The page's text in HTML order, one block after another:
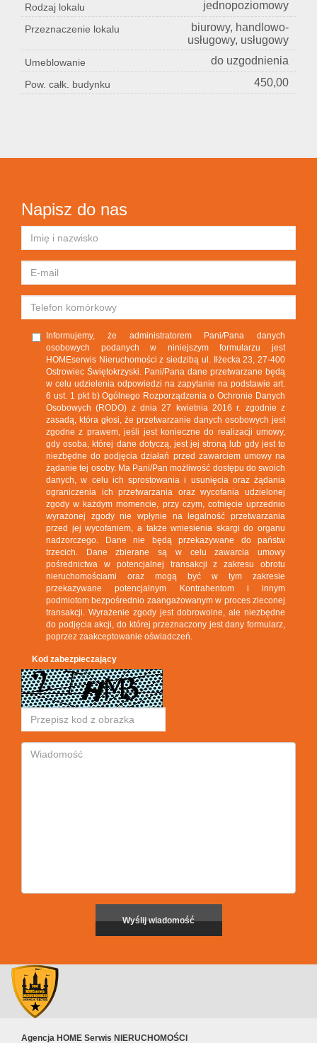
Rodzaj lokalu jednopoziomowy
Przeznaczenie lokalu
biurowy, handlowo-
usługowy, usługowy
Umeblowanie do uzgodnienia
Pow. całk. budynku 450,00
Napisz do nas
Informujemy, że administratorem Pani/Pana danych
osobowych podanych w niniejszym formularzu jest
HOMEserwis Nieruchomości z siedzibą ul. Iłżecka 23, 27-400
Ostrowiec Świętokrzyski. Pani/Pana dane przetwarzane będą
w celu udzielenia odpowiedzi na zapytanie na podstawie art.
6 ust. 1 pkt b) Ogólnego Rozporządzenia o Ochronie Danych
Osobowych (RODO) z dnia 27 kwietnia 2016 r. zgodnie z
zasadą, która głosi, że przetwarzanie danych osobowych jest
zgodne z prawem, jeśli jest konieczne do realizacji umowy,
gdy osoba, której dane dotyczą, jest jej stroną lub gdy jest to
niezbędne do podjęcia działań przed zawarciem umowy na
żądanie tej osoby. Ma Pani/Pan możliwość dostępu do swoich
danych, w celu ich sprostowania i usunięcia oraz żądania
ograniczenia ich przetwarzania oraz wycofania udzielonej
zgody w każdym momencie, przy czym, cofnięcie uprzednio
wyrażonej zgody nie wpłynie na legalność przetwarzania
przed jej wycofaniem, a także wniesienia skargi do organu
nadzorczego. Dane nie będą przekazywane do państw
trzecich. Dane zbierane są w celu zawarcia umowy
pośrednictwa w potencjalnej transakcji z zakresu obrotu
nieruchomościami oraz mogą być w tym zakresie
przekazywane potencjalnym Kontrahentom i innym
podmiotom bezpośrednio zaangażowanym w proces zleconej
transakcji. Wyrażenie zgody jest dobrowolne, ale niezbędne
do podjęcia akcji, do której przeznaczony jest dany formularz,
poprzez zaakceptowanie oświadczeń.
Kod zabezpieczający
Agencja HOME Serwis NIERUCHOMOŚCI